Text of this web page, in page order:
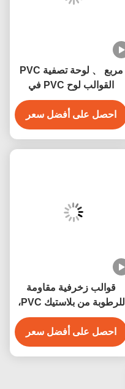
مربع 、 لوحة تصفية PVC
القوالب لوح PVC في
الأبيض لمجموعة واسعة من
التطبيقات
احصل على أفضل سعر
قوالب زخرفية مقاومة
للرطوبة من بلاستيك PVC،
قوالب بيضاء من بلاستيك
PVC مقاس 3/4 بوصة
للديكور الداخلي والخارجي
احصل على أفضل سعر